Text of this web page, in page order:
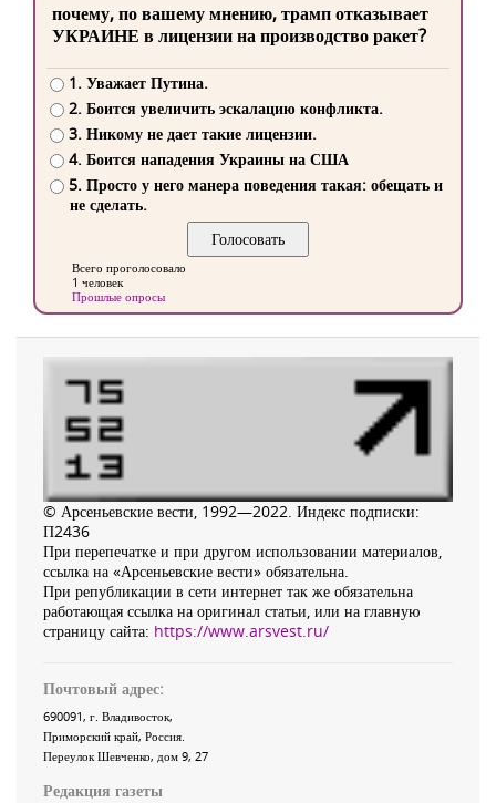
почему, по вашему мнению, трамп отказывает
УКРАИНЕ в лицензии на производство ракет?
1. Уважает Путина.
2. Боится увеличить эскалацию конфликта.
3. Никому не дает такие лицензии.
4. Боится нападения Украины на США
5. Просто у него манера поведения такая: обещать и
не сделать.
Всего проголосовало
1 человек
Прошлые опросы
© Арсеньевские вести, 1992—2022. Индекс подписки:
П2436
При перепечатке и при другом использовании материалов,
ссылка на «Арсеньевские вести» обязательна.
При републикации в сети интернет так же обязательна
работающая ссылка на оригинал статьи, или на главную
страницу сайта: https://www.arsvest.ru/
Почтовый адрес:
690091, г. Владивосток,
Приморский край, Россия
Переулок Шевченко, дом 9, 27
Редакция газеты